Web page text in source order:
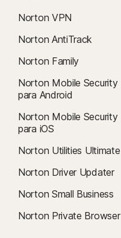
Norton VPN
Norton AntiTrack
Norton Family
Norton Mobile Security
para Android
Norton Mobile Security
para iOS
Norton Utilities Ultimate
Norton Driver Updater
Norton Small Business
Norton Private Browser